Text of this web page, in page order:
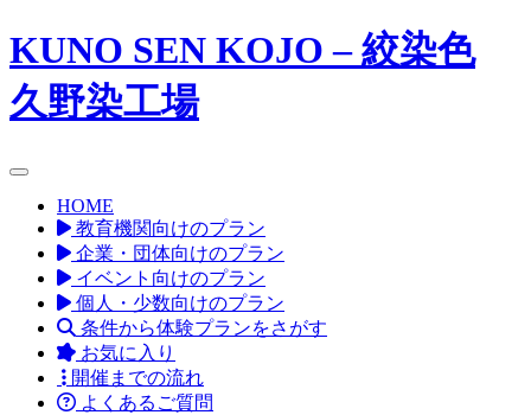
KUNO SEN KOJO – 絞染色
久野染工場
toggle navigation
HOME
教育機関向けのプラン
企業・団体向けのプラン
イベント向けのプラン
個人・少数向けのプラン
条件から体験プランをさがす
お気に入り
開催までの流れ
よくあるご質問